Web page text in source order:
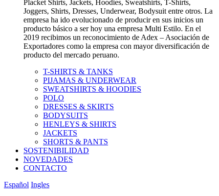
Placket Shirts, Jackets, Hoodies, Sweatshirts, T-Shirts,
Joggers, Shirts, Dresses, Underwear, Bodysuit entre otros. La
empresa ha ido evolucionado de producir en sus inicios un
producto básico a ser hoy una empresa Multi Estilo. En el
2019 recibimos un reconocimiento de Adex – Asociación de
Exportadores como la empresa con mayor diversificación de
producto del mercado peruano.
T-SHIRTS & TANKS
PIJAMAS & UNDERWEAR
SWEATSHIRTS & HOODIES
POLO
DRESSES & SKIRTS
BODYSUITS
HENLEYS & SHIRTS
JACKETS
SHORTS & PANTS
SOSTENIBILIDAD
NOVEDADES
CONTACTO
Español Ingles